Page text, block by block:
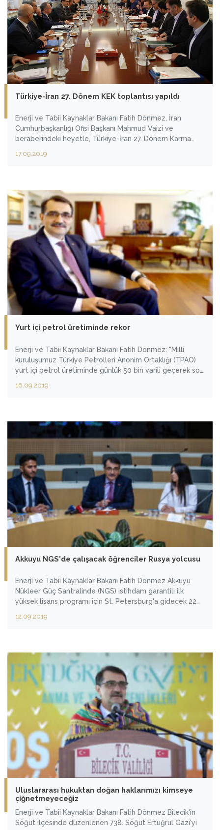
Türkiye-İran 27. Dönem KEK toplantısı yapıldı
Enerji ve Tabii Kaynaklar Bakanı Fatih Dönmez, İran
Cumhurbaşkanlığı Ofisi Başkanı Mahmud Vaizi ve
beraberindeki heyetle, Türkiye-İran 27. Dönem Karma
üzere bakanlıkta bir araya geldi.
17.09.2019
Yurt içi petrol üretiminde rekor
Enerji ve Tabii Kaynaklar Bakanı Fatih Dönmez: "Milli
kuruluşumuz Türkiye Petrolleri Anonim Ortaklığı (TPAO)
yurt içi petrol üretiminde günlük 50 bin varili geçerek son
16.09.2019
Akkuyu NGS'de çalışacak öğrenciler Rusya yolcusu
Enerji ve Tabii Kaynaklar Bakanı Fatih Dönmez Akkuyu
Nükleer Güç Santralinde (NGS) istihdam garantili ilk
yüksek lisans programı için St. Petersburg'a gidecek 22
12.09.2019
Uluslararası hukuktan doğan haklarımızı kimseye
çiğnetmeyeceğiz
Enerji ve Tabii Kaynaklar Bakanı Fatih Dönmez Bilecik'in
Söğüt ilçesinde düzenlenen 738. Söğüt Ertuğrul Gazi'yi